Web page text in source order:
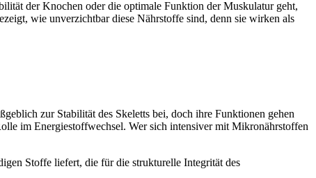
der Knochen oder die optimale Funktion der Muskulatur geht,
wie unverzichtbar diese Nährstoffe sind, denn sie wirken als
zur Stabilität des Skeletts bei, doch ihre Funktionen gehen
im Energiestoffwechsel. Wer sich intensiver mit Mikronährstoffen
Stoffe liefert, die für die strukturelle Integrität des